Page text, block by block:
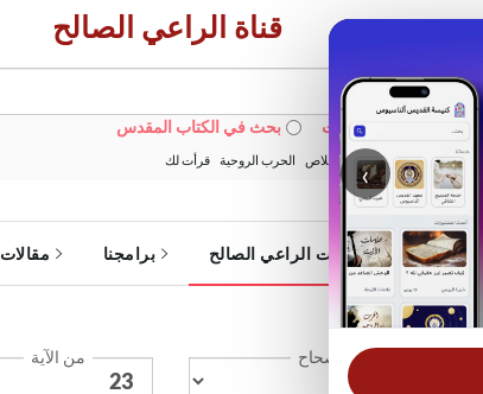
‹
قناة الراعي الصالح
بحث في الويبسايت بحث في الكتاب المقدس
الأكثر بحثًا: خبزنا اليومي الخلاص الحرب الروحية قرأت لك
الرئيسية خدمات الراعي الصالح برامجنا مقالات
الإصحاح من الآية